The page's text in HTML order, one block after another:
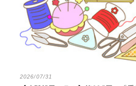
2026/07/31